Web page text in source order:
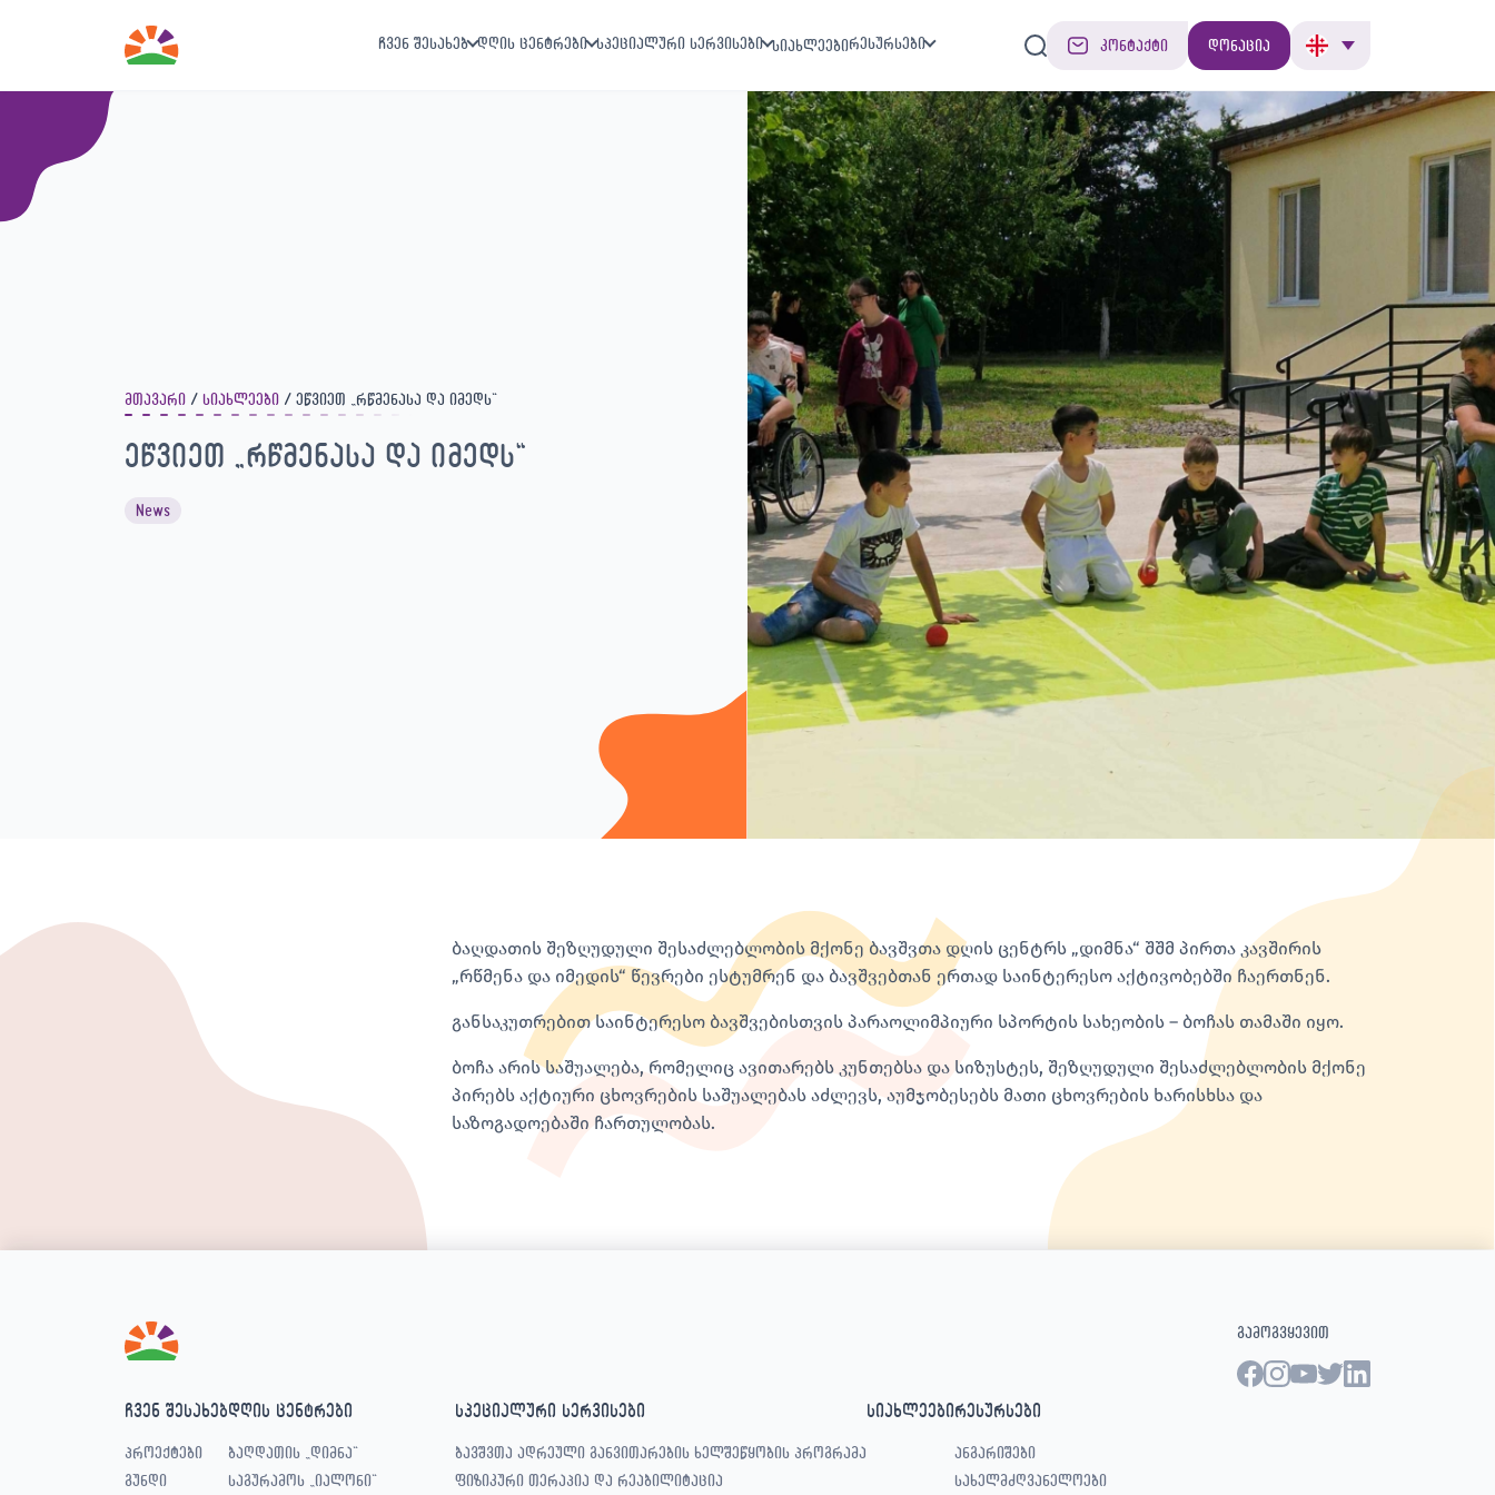
ჩვენ შესახებ დღის ცენტრები სპეციალური სერვისები სიახლეებირესურსები კონტაქტი დონაცია
მთავარი სიახლეები ეწვიეთ „რწმენასა და იმედს“
ეწვიეთ „რწმენასა და იმედს“
News
ბაღდათის შეზღუდული შესაძლებლობის მქონე ბავშვთა დღის ცენტრს „დიმნა“ შშმ პირთა კავშირის
„რწმენა და იმედის“ წევრები ესტუმრენ და ბავშვებთან ერთად საინტერესო აქტივობებში ჩაერთნენ.
განსაკუთრებით საინტერესო ბავშვებისთვის პარაოლიმპიური სპორტის სახეობის – ბოჩას თამაში იყო.
ბოჩა არის საშუალება, რომელიც ავითარებს კუნთებსა და სიზუსტეს, შეზღუდული შესაძლებლობის მქონე
პირებს აქტიური ცხოვრების საშუალებას აძლევს, აუმჯობესებს მათი ცხოვრების ხარისხსა და
საზოგადოებაში ჩართულობას.
ჩვენ შესახებ
პროექტები
გუნდი
დღის ცენტრები
ბაღდათის „დიმნა“
საგურამოს „იალონი“
სპეციალური სერვისები
ბავშვთა ადრეული განვითარების ხელშეწყობის პროგრამა
ფიზიკური თერაპია და რეაბილიტაცია
სიახლეებირესურსები
ანგარიშები
სახელმძღვანელოები
გამოგვყევით